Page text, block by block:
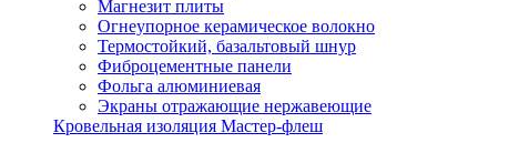
Магнезит плиты
Огнеупорное керамическое волокно
Термостойкий, базальтовый шнур
Фиброцементные панели
Фольга алюминиевая
Экраны отражающие нержавеющие
Кровельная изоляция Мастер-флеш